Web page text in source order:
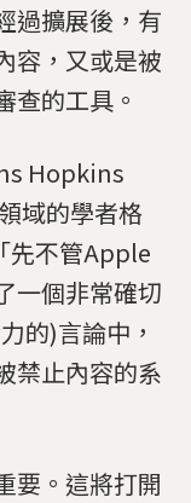
過擴展後，有
容，又或是被
查的工具。
Hopkins
域的學者格
先不管Apple
一個非常確切
的)言論中，
禁止內容的系
要。這將打開